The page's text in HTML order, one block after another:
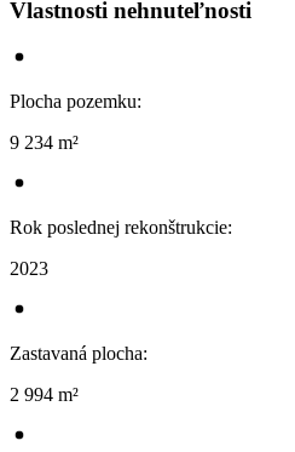
Vlastnosti nehnuteľnosti
Plocha pozemku:
9 234 m²
Rok poslednej rekonštrukcie:
2023
Zastavaná plocha:
2 994 m²